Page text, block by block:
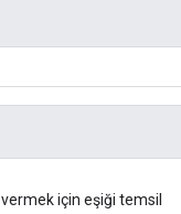
için eşiği temsil